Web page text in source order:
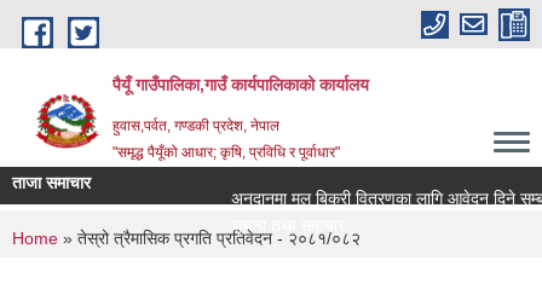
Skip to main content
पैयूँ गाउँपालिका,गाउँ कार्यपालिकाको कार्यालय
हुवास,पर्वत, गण्डकी प्रदेश, नेपाल
"समृद्ध पैयूँको आधार; कृषि, प्रविधि र पूर्वाधार"
ताजा समाचार
अनुदानमा मल बिक्री वितरणका लागि आवेदन दिने सम्बन्धी
सूचना तथा समाचार
You are here
Home » तेस्रो त्रैमासिक प्रगति प्रतिवेदन - २०८१/०८२